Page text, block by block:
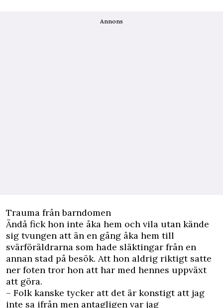
Annons
Trauma från barndomen
Ändå fick hon inte åka hem och vila utan kände
sig tvungen att än en gång åka hem till
svärföräldrarna som hade släktingar från en
annan stad på besök. Att hon aldrig riktigt satte
ner foten tror hon att har med hennes uppväxt
att göra.
– Folk kanske tycker att det är konstigt att jag
inte sa ifrån men antagligen var jag